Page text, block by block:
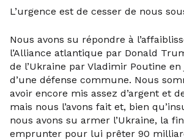
L’urgence est de cesser de nous
Nous avons su répondre à
l’Alliance atlantique par Donald
de l’Ukraine par Vladimir Poutine
d’une défense commune. Nous
avoir encore mis assez d’argent et
mais nous l’avons fait et, bien
nous avons su armer l’Ukraine, la
emprunter pour lui prêter 90